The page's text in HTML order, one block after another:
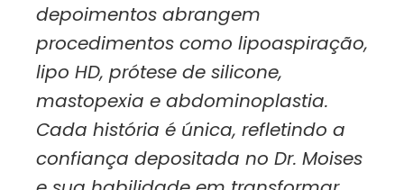
depoimentos abrangem
procedimentos como lipoaspiração,
lipo HD, prótese de silicone,
mastopexia e abdominoplastia.
Cada história é única, refletindo a
confiança depositada no Dr. Moises